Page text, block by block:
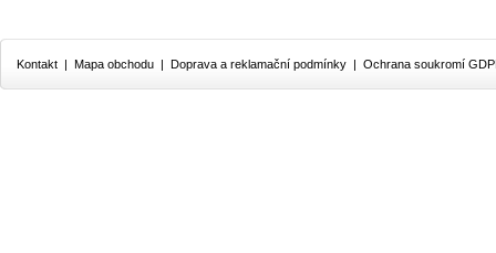
Kontakt | Mapa obchodu | Doprava a reklamační podmínky | Ochrana soukromí